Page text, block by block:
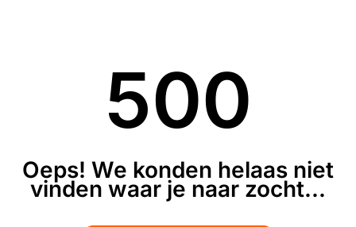
500
Oeps! We konden helaas niet
vinden waar je naar zocht...